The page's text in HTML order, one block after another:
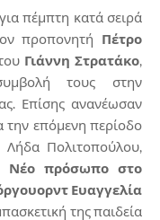
πέμπτη κατά σειρά
προπονητή Πέτρο
Γιάννη Στρατάκο,
τους στην
Επίσης ανανέωσαν
την επόμενη περίοδο
Λήδα Πολιτοπούλου,
Νέο πρόσωπο στο
Ευαγγελία
της παιδεία